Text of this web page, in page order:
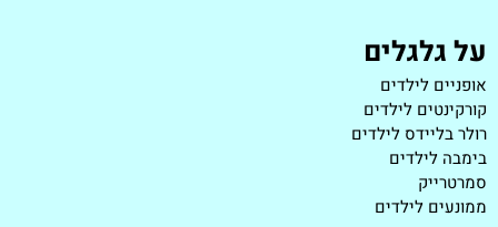
על גלגלים
אופניים לילדים
קורקינטים לילדים
רולר בליידס לילדים
בימבה לילדים
סמרטרייק
ממונעים לילדים